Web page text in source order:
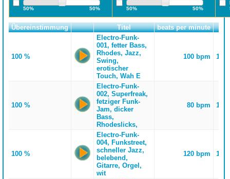
50% 50% 50% 50%
Übereinstimmung Titel beats per minute
100 %
Electro-Funk-
001, fetter Bass,
Rhodes, Jazz,
Swing,
erotischer
Touch, Wah E
100 bpm 105
100 %
Electro-Funk-
002, Superfreak,
fetziger Funk-
Jam, dicker
Bass,
Rhodeslicks,
80 bpm 101
100 %
Electro-Funk-
004, Funkstreet,
schneller Jazz,
belebend,
Gitarre, Orgel,
wit
120 bpm 136